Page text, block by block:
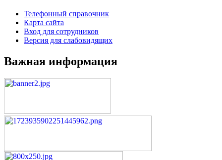
Телефонный справочник
Карта сайта
Вход для сотрудников
Версия для слабовидящих
Важная информация